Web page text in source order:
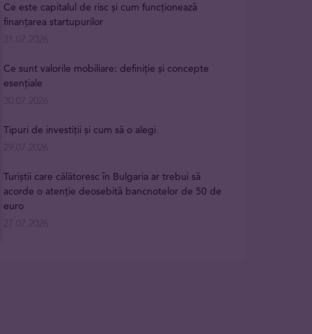
Ce este capitalul de risc și cum funcționează
finanțarea startupurilor
31.07.2026
Ce sunt valorile mobiliare: definiție și concepte
esențiale
30.07.2026
Tipuri de investiții și cum să o alegi
29.07.2026
Turiștii care călătoresc în Bulgaria ar trebui să
acorde o atenție deosebită bancnotelor de 50 de
euro
27.07.2026